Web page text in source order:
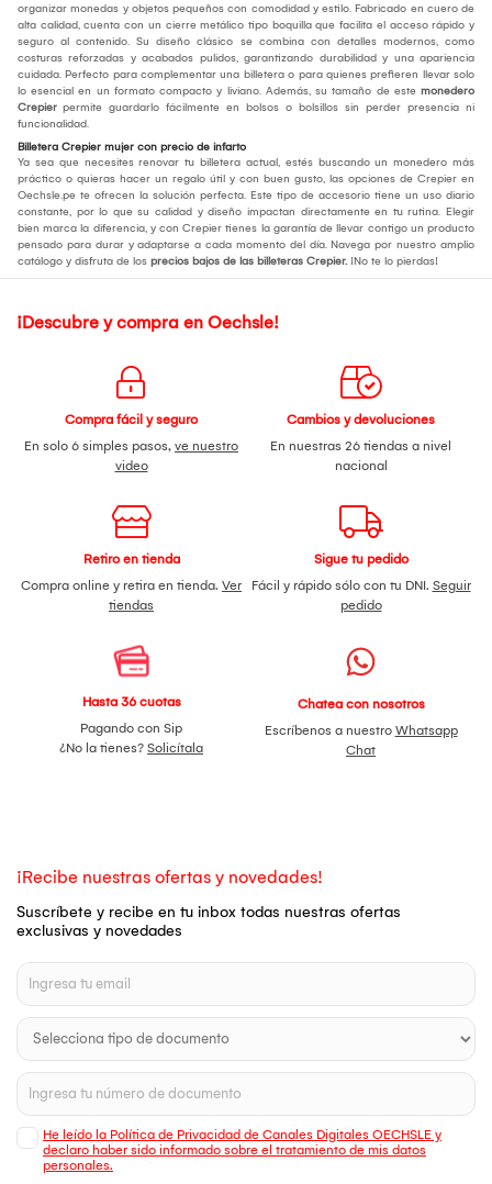
organizar monedas y objetos pequeños con comodidad y estilo. Fabricado en cuero de
alta calidad, cuenta con un cierre metálico tipo boquilla que facilita el acceso rápido y
seguro al contenido. Su diseño clásico se combina con detalles modernos, como
costuras reforzadas y acabados pulidos, garantizando durabilidad y una apariencia
cuidada. Perfecto para complementar una billetera o para quienes prefieren llevar solo
lo esencial en un formato compacto y liviano. Además, su tamaño de este monedero
Crepier permite guardarlo fácilmente en bolsos o bolsillos sin perder presencia ni
funcionalidad.
Billetera Crepier mujer con precio de infarto
Ya sea que necesites renovar tu billetera actual, estés buscando un monedero más
práctico o quieras hacer un regalo útil y con buen gusto, las opciones de Crepier en
Oechsle.pe te ofrecen la solución perfecta. Este tipo de accesorio tiene un uso diario
constante, por lo que su calidad y diseño impactan directamente en tu rutina. Elegir
bien marca la diferencia, y con Crepier tienes la garantía de llevar contigo un producto
pensado para durar y adaptarse a cada momento del día. Navega por nuestro amplio
catálogo y disfruta de los precios bajos de las billeteras Crepier. ¡No te lo pierdas!
¡Descubre y compra en Oechsle!
Compra fácil y seguro
En solo 6 simples pasos, ve nuestro
video
Cambios y devoluciones
En nuestras 26 tiendas a nivel
nacional
Retiro en tienda
Compra online y retira en tienda. Ver
tiendas
Sigue tu pedido
Fácil y rápido sólo con tu DNI. Seguir
pedido
Hasta 36 cuotas
Pagando con Sip
¿No la tienes? Solicítala
Chatea con nosotros
Escríbenos a nuestro Whatsapp
Chat
¡Recibe nuestras ofertas y novedades!
Suscríbete y recibe en tu inbox todas nuestras ofertas
exclusivas y novedades
He leído la Política de Privacidad de Canales Digitales OECHSLE y
declaro haber sido informado sobre el tratamiento de mis datos
personales.